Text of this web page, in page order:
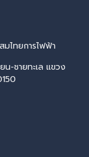
ไทยการไฟฟ้า
-ชายทะเล แขวง